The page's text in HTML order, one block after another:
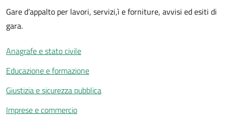
Gare d’appalto per lavori, servizi,ì e forniture, avvisi ed esiti di
gara.
Anagrafe e stato civile
Educazione e formazione
Giustizia e sicurezza pubblica
Imprese e commercio